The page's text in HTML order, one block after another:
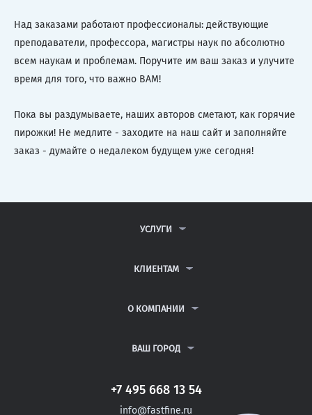
Над заказами работают профессионалы: действующие
преподаватели, профессора, магистры наук по абсолютно
всем наукам и проблемам. Поручите им ваш заказ и улучите
время для того, что важно ВАМ!
Пока вы раздумываете, наших авторов сметают, как горячие
пирожки! Не медлите - заходите на наш сайт и заполняйте
заказ - думайте о недалеком будущем уже сегодня!
УСЛУГИ
ДИПЛОМНЫЕ РАБОТЫ
РЕФЕРАТЫ
КЛИЕНТАМ
АНТИПЛАГИАТ
ПУБЛИЧНАЯ ОФЕРТА
О КОМПАНИИ
КОНТАКТЫ
БЛОГ
ВАШ ГОРОД
НОВОСИБИРСК
ЕКАТЕРИНБУРГ
+7 495 668 13 54
info@fastfine.ru